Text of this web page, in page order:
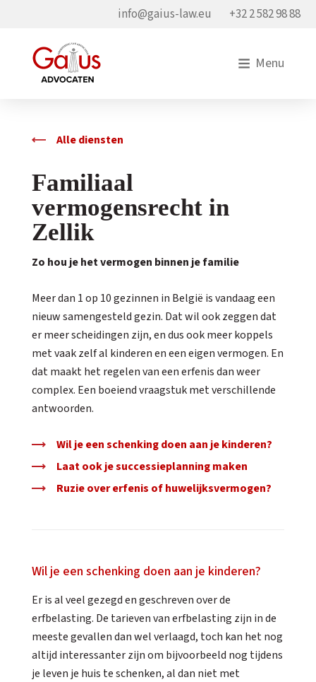
+32 2 582 98 88
info@gaius-law.eu
Menu
Alle diensten
Familiaal
vermogensrecht in
Zellik
Zo hou je het vermogen binnen je familie
Meer dan 1 op 10 gezinnen in België is vandaag een
nieuw samengesteld gezin. Dat wil ook zeggen dat
er meer scheidingen zijn, en dus ook meer koppels
met vaak zelf al kinderen en een eigen vermogen. En
dat maakt het regelen van een erfenis dan weer
complex. Een boeiend vraagstuk met verschillende
antwoorden.
Wil je een schenking doen aan je kinderen?
Laat ook je successieplanning maken
Ruzie over erfenis of huwelijksvermogen?
Wil je een schenking doen aan je kinderen?
Er is al veel gezegd en geschreven over de
erfbelasting. De tarieven van erfbelasting zijn in de
meeste gevallen dan wel verlaagd, toch kan het nog
altijd interessanter zijn om bijvoorbeeld nog tijdens
je leven je huis te schenken, al dan niet met